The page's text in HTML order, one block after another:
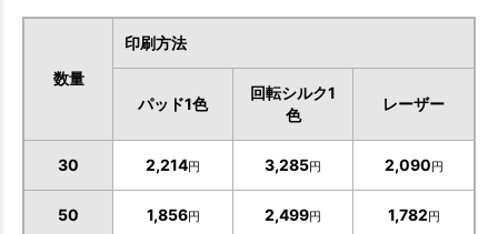
数量
印刷方法
パッド1色
回転シルク1
色
レーザー
30 2,214円 3,285円 2,090円
50 1,856円 2,499円 1,782円